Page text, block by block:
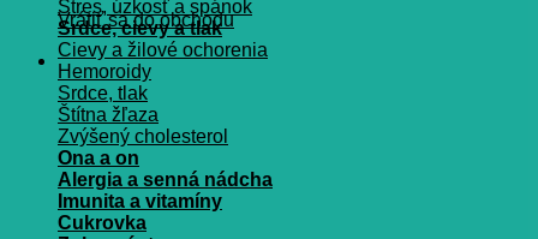
Vrátiť sa do obchodu
Stres, úzkosť a spánok
Srdce, cievy a tlak
Cievy a žilové ochorenia
Hemoroidy
Srdce, tlak
Štítna žľaza
Zvýšený cholesterol
Ona a on
Alergia a senná nádcha
Imunita a vitamíny
Cukrovka